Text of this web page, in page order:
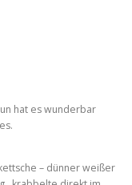
hat es wunderbar
– dünner weißer